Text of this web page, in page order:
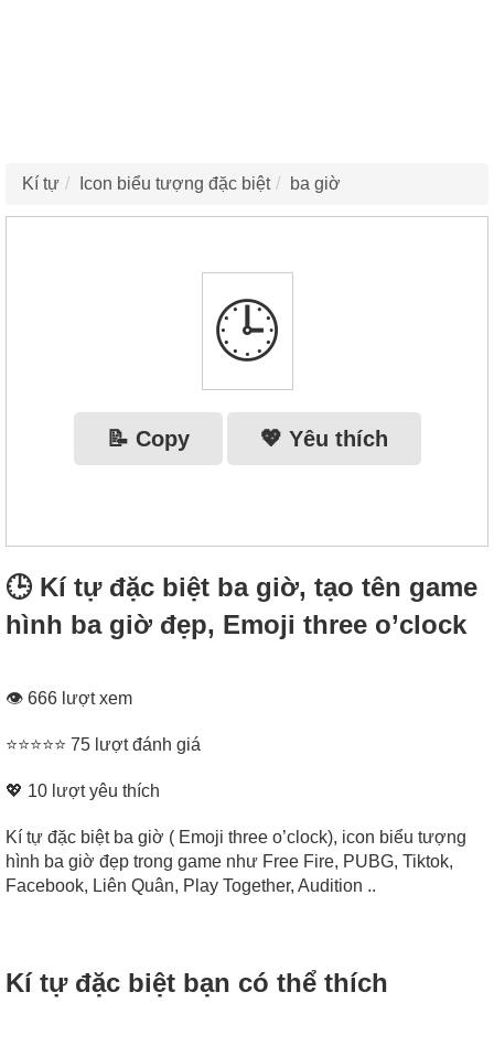
Kí tự Icon biểu tượng đặc biệt ba giờ
🕒
📝 Copy 💖 Yêu thích
🕒 Kí tự đặc biệt ba giờ, tạo tên game
hình ba giờ đẹp, Emoji three o’clock
👁 666 lượt xem
⭐⭐⭐⭐⭐ 75 lượt đánh giá
💖 10 lượt yêu thích
Kí tự đặc biệt ba giờ ( Emoji three o’clock), icon biểu tượng
hình ba giờ đẹp trong game như Free Fire, PUBG, Tiktok,
Facebook, Liên Quân, Play Together, Audition ..
Kí tự đặc biệt bạn có thể thích